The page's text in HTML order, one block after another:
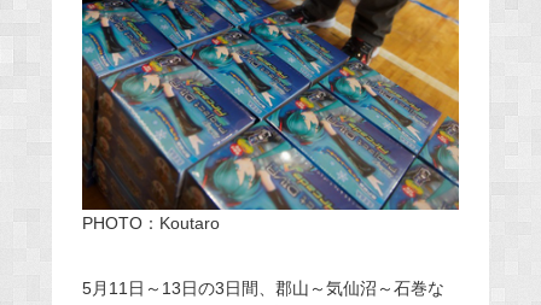
PHOTO：Koutaro
5月11日～13日の3日間、郡山～気仙沼～石巻な